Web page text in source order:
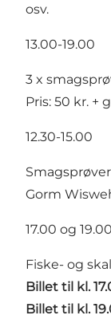
osv.
13.00-19.00
3 x
Pris: 50 kr. +
12.30-15.00
Gorm
17.00 og 19.00
Fiske- og
Billet til kl.
Billet til kl.